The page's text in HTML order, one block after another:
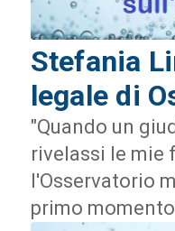
Stefania
legale di
"Quando un
rivelassi le mie
l'Osservatorio
primo